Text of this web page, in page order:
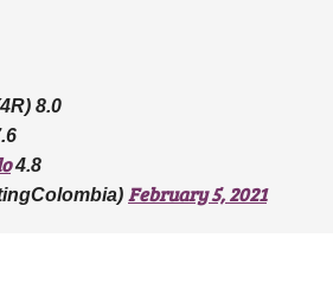
8.0
4.8
February 5, 2021